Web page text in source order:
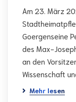
Am 23. März
Goergenseine
des Max-
an den
Wissenschaft
Mehr lesen